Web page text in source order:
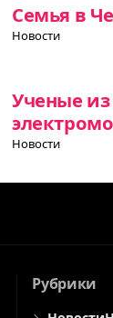
Семья в
Новости
Ученые
Новости
Рубрики